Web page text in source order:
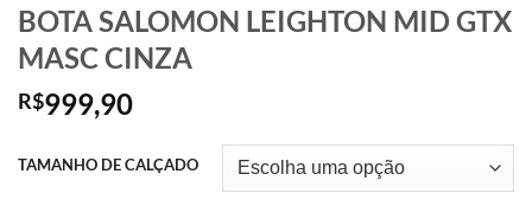
BOTA SALOMON LEIGHTON MID GTX
MASC CINZA
R$999,90
TAMANHO DE CALÇADO